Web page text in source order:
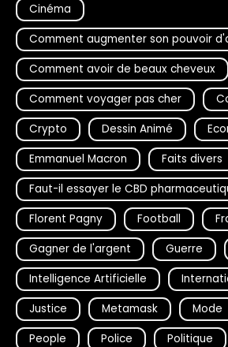
Cinéma
Comment augmenter son pouvoir
Comment avoir de beaux cheveux
Comment voyager pas cher
Crypto
Dessin Animé
Emmanuel Macron
Faits divers
Faut-il essayer le CBD
Florent Pagny
Football
Gagner de l'argent
Guerre
Intelligence Artificielle
Justice
Metamask Mode
People
Police Politique